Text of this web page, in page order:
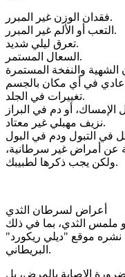
فقدان الوزن غير المبرر.
التعب أو الألم غير المبرر.
تعرق ليلي شديد.
السعال المستمر.
تغييرات في الجلد.
نزيف مهبلي غير معتاد.
عن أمراض غير سرطانية،
ولكن يجب ذكرها لطبيبك.
أعراض لسرطان الثدي
ملمس الثدي، بما في ذلك
نشره موقع "ديلي ريكورد"
البريطاني.
الإصابة بالمرض، بل